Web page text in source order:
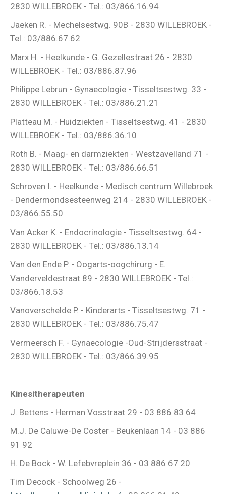
2830 WILLEBROEK - Tel.: 03/866.16.94
Jaeken R. - Mechelsestwg. 90B - 2830 WILLEBROEK -
Tel.: 03/886.67.62
Marx H. - Heelkunde - G. Gezellestraat 26 - 2830
WILLEBROEK - Tel.: 03/886.87.96
Philippe Lebrun - Gynaecologie - Tisseltsestwg. 33 -
2830 WILLEBROEK - Tel.: 03/886.21.21
Platteau M. - Huidziekten - Tisseltsestwg. 41 - 2830
WILLEBROEK - Tel.: 03/886.36.10
Roth B. - Maag- en darmziekten - Westzavelland 71 -
2830 WILLEBROEK - Tel.: 03/886.66.51
Schroven I. - Heelkunde - Medisch centrum Willebroek
- Dendermondsesteenweg 214 - 2830 WILLEBROEK -
03/866.55.50
Van Acker K. - Endocrinologie - Tisseltsestwg. 64 -
2830 WILLEBROEK - Tel.: 03/886.13.14
Van den Ende P. - Oogarts-oogchirurg - E.
Vanderveldestraat 89 - 2830 WILLEBROEK - Tel.:
03/866.18.53
Vanoverschelde P. - Kinderarts - Tisseltsestwg. 71 -
2830 WILLEBROEK - Tel.: 03/886.75.47
Vermeersch F. - Gynaecologie -Oud-Strijdersstraat -
2830 WILLEBROEK - Tel.: 03/866.39.95
Kinesitherapeuten
J. Bettens - Herman Vosstraat 29 - 03 886 83 64
M.J. De Caluwe-De Coster - Beukenlaan 14 - 03 886
91 92
H. De Bock - W. Lefebvreplein 36 - 03 886 67 20
Tim Decock - Schoolweg 26 -